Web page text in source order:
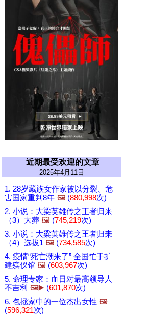
近期最受欢迎的文章
2025年4月11日
1. 28岁藏族女作家被以分裂、危
害国家重判8年 🖼️ (880,998次)
2. 小说：大梁英雄传之王者归来
（3）大葬 🖼️ (745,219次)
3. 小说：大梁英雄传之王者归来
（4）选拔1 🖼️ (734,585次)
4. 疫情“死亡潮来了” 全国忙于扩
建殡仪馆 🖼️ (603,967次)
5. 命理专家：血日对最高领导人
不吉利 🖼️▶️ (601,870次)
6. 包拯家中的一位杰出女性 🖼️
(596,321次)